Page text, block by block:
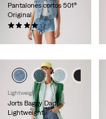
Pantalones cortos 501®
Original
(739)
65,00 €
Lightweight
Jorts Baggy Dad
Lightweight